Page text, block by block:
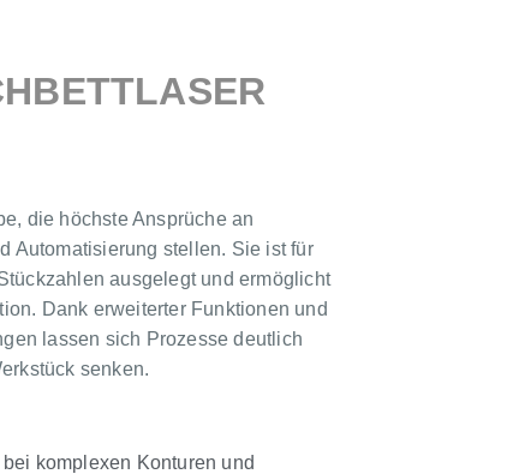
die höchste Ansprüche an
Automatisierung stellen. Sie ist für
ausgelegt und ermöglicht
Dank erweiterter Funktionen und
lassen sich Prozesse deutlich
senken.
komplexen Konturen und